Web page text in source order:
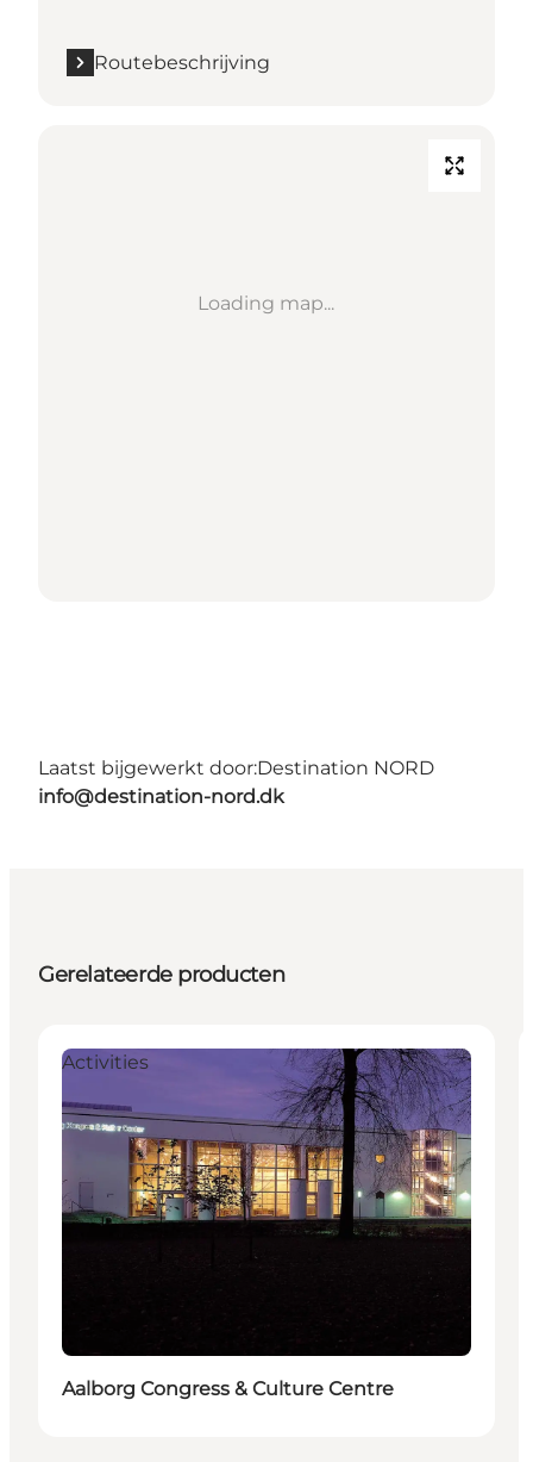
Routebeschrijving
Loading map...
Laatst bijgewerkt door:Destination NORD
info@destination-nord.dk
Gerelateerde producten
Activities
Aalborg Congress & Culture Centre